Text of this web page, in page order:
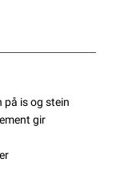
på is og stein
gir